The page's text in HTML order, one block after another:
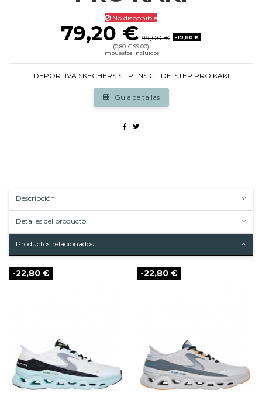
No disponible
79,20 € 99,00 €
-19,80 €
(0,80 € 99.00)
Impuestos incluidos
DEPORTIVA SKECHERS SLIP-INS GLIDE-STEP PRO KAKI
Guia de tallas
Descripción
Detalles del producto
Productos relacionados
-22,80 € -22,80 €